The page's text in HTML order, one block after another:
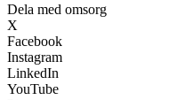
Dela med omsorg
X
Facebook
Instagram
LinkedIn
YouTube